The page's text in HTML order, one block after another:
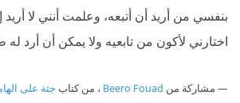
بنفسي من أريد أن أتبعه، وعلمت أنني لا أريد
اختارني لأكون من تابعيه ولا يمكن أن أرد له
مشاركة من Beero Fouad ، من كتاب جثة على